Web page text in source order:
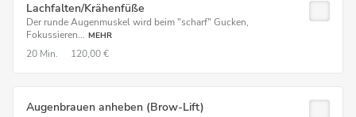
Lachfalten/Krähenfüße
Der runde Augenmuskel wird beim "scharf" Gucken,
Fokussieren... MEHR
20 Min. 120,00 €
Augenbrauen anheben (Brow-Lift)